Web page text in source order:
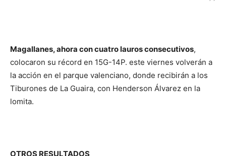
Magallanes, ahora con cuatro lauros consecutivos,
colocaron su récord en 15G-14P. este viernes volverán a
la acción en el parque valenciano, donde recibirán a los
Tiburones de La Guaira, con Henderson Álvarez en la
lomita.
OTROS RESULTADOS